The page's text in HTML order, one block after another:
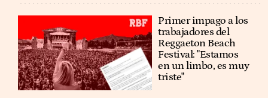
Primer impago a los
trabajadores del
Reggaeton Beach
Festival: "Estamos
en un limbo, es muy
triste"